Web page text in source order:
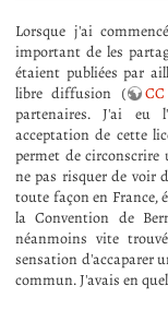
Lorsque j'ai
important de les
étaient publiées par
libre diffusion (
partenaires. J'ai eu
acceptation de cette
permet de circonscrire
ne pas risquer de voir
toute façon en France,
la Convention de
néanmoins vite
sensation d'accaparer
commun. J'avais en